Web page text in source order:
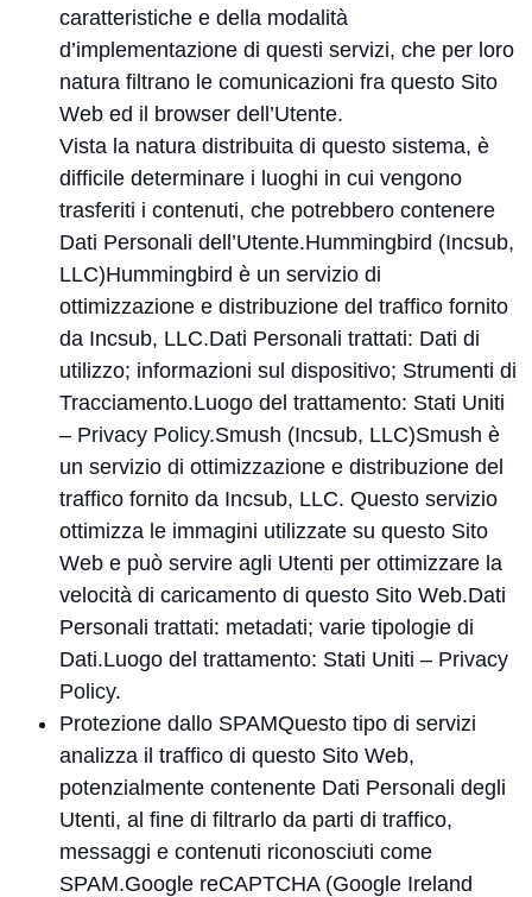
caratteristiche e della modalità
d’implementazione di questi servizi, che per loro
natura filtrano le comunicazioni fra questo Sito
Web ed il browser dell’Utente.
Vista la natura distribuita di questo sistema, è
difficile determinare i luoghi in cui vengono
trasferiti i contenuti, che potrebbero contenere
Dati Personali dell’Utente.Hummingbird (Incsub,
LLC)Hummingbird è un servizio di
ottimizzazione e distribuzione del traffico fornito
da Incsub, LLC.Dati Personali trattati: Dati di
utilizzo; informazioni sul dispositivo; Strumenti di
Tracciamento.Luogo del trattamento: Stati Uniti
– Privacy Policy.Smush (Incsub, LLC)Smush è
un servizio di ottimizzazione e distribuzione del
traffico fornito da Incsub, LLC. Questo servizio
ottimizza le immagini utilizzate su questo Sito
Web e può servire agli Utenti per ottimizzare la
velocità di caricamento di questo Sito Web.Dati
Personali trattati: metadati; varie tipologie di
Dati.Luogo del trattamento: Stati Uniti – Privacy
Policy.
Protezione dallo SPAMQuesto tipo di servizi
analizza il traffico di questo Sito Web,
potenzialmente contenente Dati Personali degli
Utenti, al fine di filtrarlo da parti di traffico,
messaggi e contenuti riconosciuti come
SPAM.Google reCAPTCHA (Google Ireland